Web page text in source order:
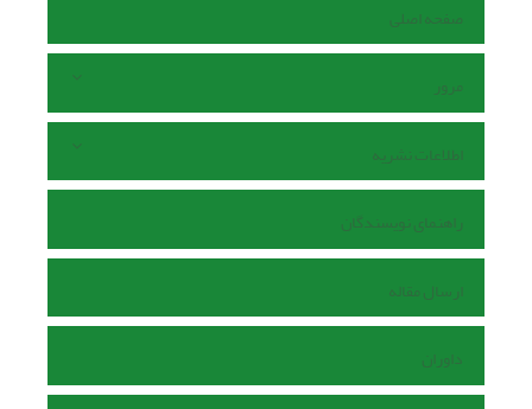
صفحه اصلی
مرور
اطلاعات نشریه
راهنمای نویسندگان
ارسال مقاله
داوران